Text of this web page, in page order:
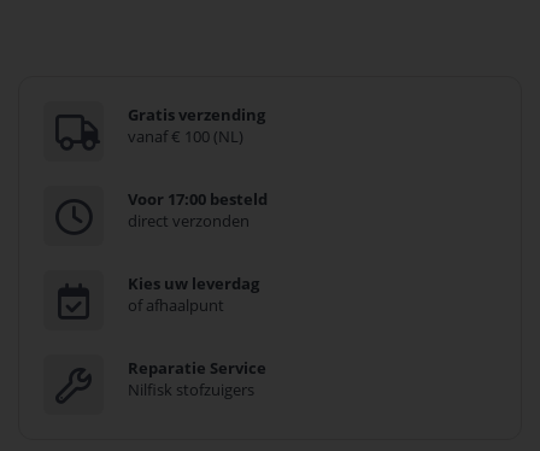
Gratis verzending
vanaf € 100 (NL)
Voor 17:00 besteld
direct verzonden
Kies uw leverdag
of afhaalpunt
Reparatie Service
Nilfisk stofzuigers